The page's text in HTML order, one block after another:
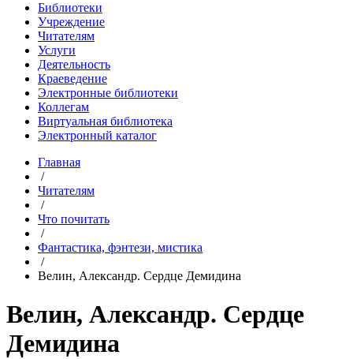
Библиотеки
Учреждение
Читателям
Услуги
Деятельность
Краеведение
Электронные библиотеки
Коллегам
Виртуальная библиотека
Электронный каталог
Главная
/
Читателям
/
Что почитать
/
Фантастика, фэнтези, мистика
/
Велин, Александр. Сердце Демидина
Велин, Александр. Сердце
Демидина